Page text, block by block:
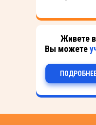
Живете
Вы можете